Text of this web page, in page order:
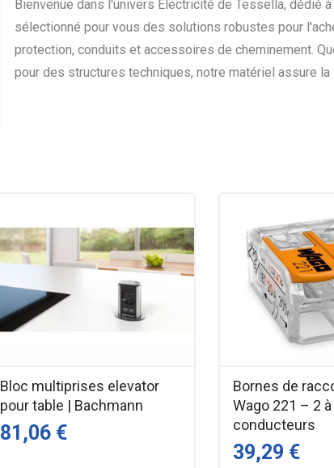
Bienvenue dans l'univers Électricité de Tessella, dédié
sélectionné pour vous des solutions robustes pour
protection, conduits et accessoires de cheminement.
pour des structures techniques, notre matériel assure
Bloc multiprises elevator
pour table | Bachmann
81,06 €
Bornes de
Wago 221 – 2
conducteurs
39,29 €